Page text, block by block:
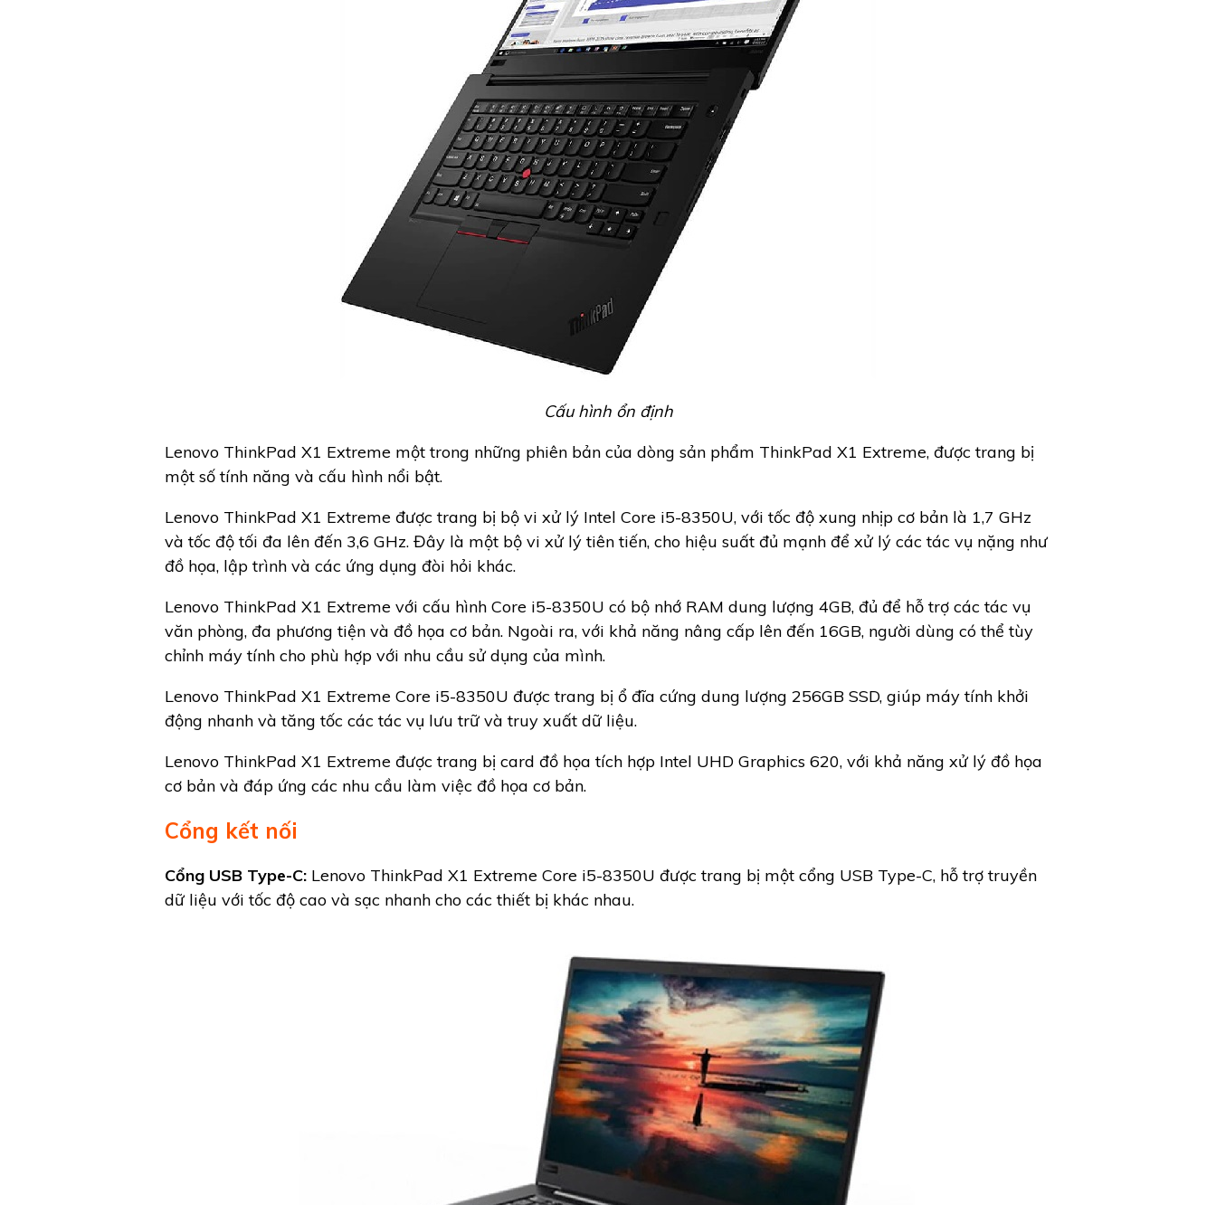
Cấu hình ổn định
Lenovo ThinkPad X1 Extreme một trong những phiên bản của dòng sản phẩm ThinkPad X1 Extreme, được trang bị
một số tính năng và cấu hình nổi bật.
Lenovo ThinkPad X1 Extreme được trang bị bộ vi xử lý Intel Core i5-8350U, với tốc độ xung nhịp cơ bản là 1,7 GHz
và tốc độ tối đa lên đến 3,6 GHz. Đây là một bộ vi xử lý tiên tiến, cho hiệu suất đủ mạnh để xử lý các tác vụ nặng như
đồ họa, lập trình và các ứng dụng đòi hỏi khác.
Lenovo ThinkPad X1 Extreme với cấu hình Core i5-8350U có bộ nhớ RAM dung lượng 4GB, đủ để hỗ trợ các tác vụ
văn phòng, đa phương tiện và đồ họa cơ bản. Ngoài ra, với khả năng nâng cấp lên đến 16GB, người dùng có thể tùy
chỉnh máy tính cho phù hợp với nhu cầu sử dụng của mình.
Lenovo ThinkPad X1 Extreme Core i5-8350U được trang bị ổ đĩa cứng dung lượng 256GB SSD, giúp máy tính khởi
động nhanh và tăng tốc các tác vụ lưu trữ và truy xuất dữ liệu.
Lenovo ThinkPad X1 Extreme được trang bị card đồ họa tích hợp Intel UHD Graphics 620, với khả năng xử lý đồ họa
cơ bản và đáp ứng các nhu cầu làm việc đồ họa cơ bản.
Cổng kết nối
Cổng USB Type-C: Lenovo ThinkPad X1 Extreme Core i5-8350U được trang bị một cổng USB Type-C, hỗ trợ truyền
dữ liệu với tốc độ cao và sạc nhanh cho các thiết bị khác nhau.